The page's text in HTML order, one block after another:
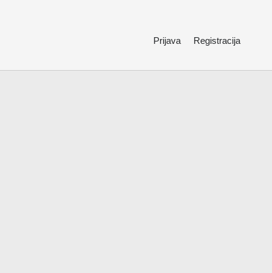
Prijava Registracija